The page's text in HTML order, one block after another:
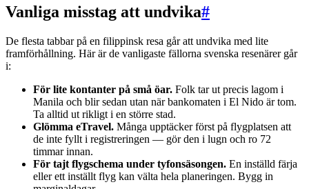
Vanliga misstag att undvika#
De flesta tabbar på en filippinsk resa går att undvika med lite
framförhållning. Här är de vanligaste fällorna svenska resenärer går
i:
För lite kontanter på små öar. Folk tar ut precis lagom i
Manila och blir sedan utan när bankomaten i El Nido är tom.
Ta alltid ut rikligt i en större stad.
Glömma eTravel. Många upptäcker först på flygplatsen att
de inte fyllt i registreringen — gör den i lugn och ro 72
timmar innan.
För tajt flygschema under tyfonsäsongen. En inställd färja
eller ett inställt flyg kan välta hela planeringen. Bygg in